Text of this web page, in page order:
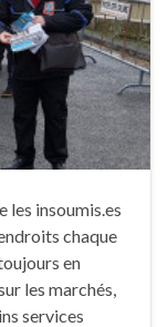
les insoumis.es
chaque
en
les marchés,
services